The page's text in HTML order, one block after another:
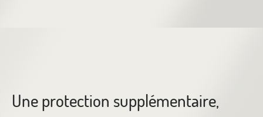
Une protection supplémentaire,